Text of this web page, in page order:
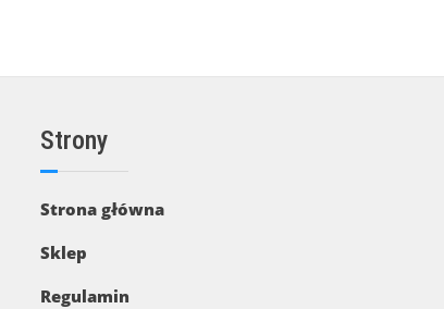
Strony
Strona główna
Sklep
Regulamin